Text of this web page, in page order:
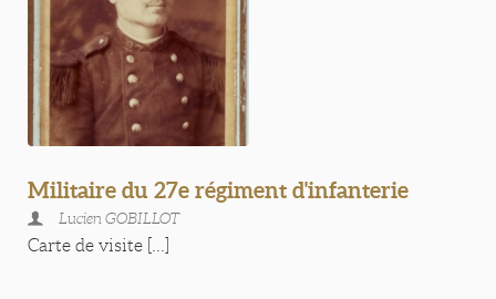
Militaire du 27e régiment d'infanterie
Lucien GOBILLOT
Carte de visite [...]